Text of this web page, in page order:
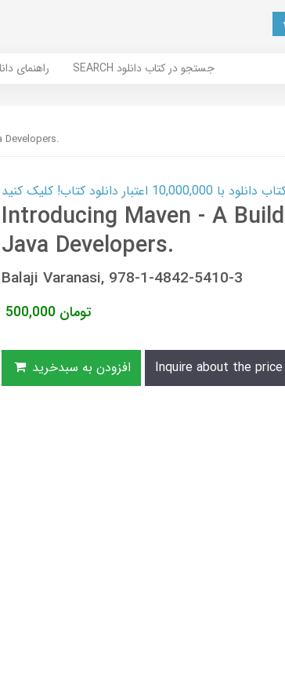
راهنمای SEARCH جستجو در کتاب دانلود
اعتبار دانلود کتاب! کلیک کنید
Introducing Maven - A
Java Developers.
Balaji Varanasi, 978-1-4842-5410-3
500,000 تومان
افزودن به سبدخرید Inquire about the